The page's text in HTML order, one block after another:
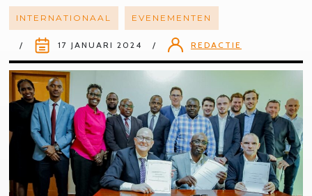
INTERNATIONAAL EVENEMENTEN
17 JANUARI 2024 REDACTIE